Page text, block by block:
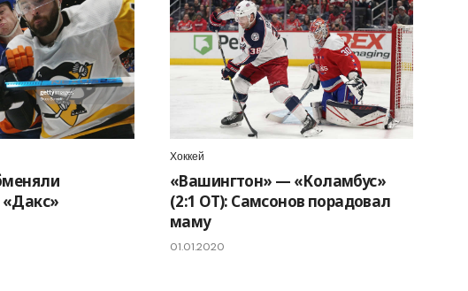
«Дакс»
Хоккей
«Вашингтон» — «Коламбус»
(2:1 ОТ): Самсонов порадовал
маму
01.01.2020